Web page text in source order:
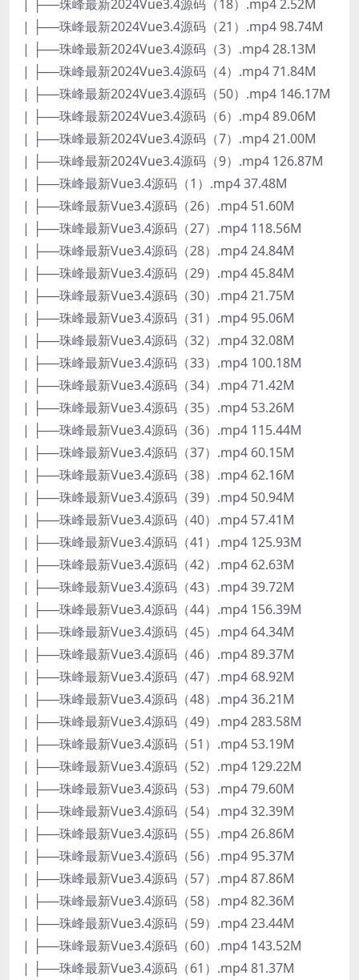
| ├──珠峰最新2024Vue3.4源码（18）.mp4 2.52M
| ├──珠峰最新2024Vue3.4源码（21）.mp4 98.74M
| ├──珠峰最新2024Vue3.4源码（3）.mp4 28.13M
| ├──珠峰最新2024Vue3.4源码（4）.mp4 71.84M
| ├──珠峰最新2024Vue3.4源码（50）.mp4 146.17M
| ├──珠峰最新2024Vue3.4源码（6）.mp4 89.06M
| ├──珠峰最新2024Vue3.4源码（7）.mp4 21.00M
| ├──珠峰最新2024Vue3.4源码（9）.mp4 126.87M
| ├──珠峰最新Vue3.4源码（1）.mp4 37.48M
| ├──珠峰最新Vue3.4源码（26）.mp4 51.60M
| ├──珠峰最新Vue3.4源码（27）.mp4 118.56M
| ├──珠峰最新Vue3.4源码（28）.mp4 24.84M
| ├──珠峰最新Vue3.4源码（29）.mp4 45.84M
| ├──珠峰最新Vue3.4源码（30）.mp4 21.75M
| ├──珠峰最新Vue3.4源码（31）.mp4 95.06M
| ├──珠峰最新Vue3.4源码（32）.mp4 32.08M
| ├──珠峰最新Vue3.4源码（33）.mp4 100.18M
| ├──珠峰最新Vue3.4源码（34）.mp4 71.42M
| ├──珠峰最新Vue3.4源码（35）.mp4 53.26M
| ├──珠峰最新Vue3.4源码（36）.mp4 115.44M
| ├──珠峰最新Vue3.4源码（37）.mp4 60.15M
| ├──珠峰最新Vue3.4源码（38）.mp4 62.16M
| ├──珠峰最新Vue3.4源码（39）.mp4 50.94M
| ├──珠峰最新Vue3.4源码（40）.mp4 57.41M
| ├──珠峰最新Vue3.4源码（41）.mp4 125.93M
| ├──珠峰最新Vue3.4源码（42）.mp4 62.63M
| ├──珠峰最新Vue3.4源码（43）.mp4 39.72M
| ├──珠峰最新Vue3.4源码（44）.mp4 156.39M
| ├──珠峰最新Vue3.4源码（45）.mp4 64.34M
| ├──珠峰最新Vue3.4源码（46）.mp4 89.37M
| ├──珠峰最新Vue3.4源码（47）.mp4 68.92M
| ├──珠峰最新Vue3.4源码（48）.mp4 36.21M
| ├──珠峰最新Vue3.4源码（49）.mp4 283.58M
| ├──珠峰最新Vue3.4源码（51）.mp4 53.19M
| ├──珠峰最新Vue3.4源码（52）.mp4 129.22M
| ├──珠峰最新Vue3.4源码（53）.mp4 79.60M
| ├──珠峰最新Vue3.4源码（54）.mp4 32.39M
| ├──珠峰最新Vue3.4源码（55）.mp4 26.86M
| ├──珠峰最新Vue3.4源码（56）.mp4 95.37M
| ├──珠峰最新Vue3.4源码（57）.mp4 87.86M
| ├──珠峰最新Vue3.4源码（58）.mp4 82.36M
| ├──珠峰最新Vue3.4源码（59）.mp4 23.44M
| ├──珠峰最新Vue3.4源码（60）.mp4 143.52M
| ├──珠峰最新Vue3.4源码（61）.mp4 81.37M